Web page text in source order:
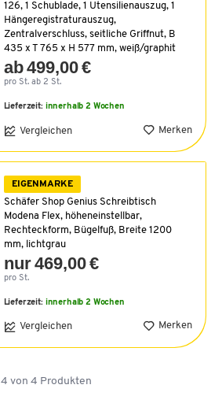
126, 1 Schublade, 1 Utensilienauszug, 1
Hängeregistraturauszug,
Zentralverschluss, seitliche Griffnut, B
435 x T 765 x H 577 mm, weiß/graphit
ab 499,00 €
pro St. ab 2 St.
Lieferzeit: innerhalb 2 Wochen
Vergleichen Merken
EIGENMARKE
Schäfer Shop Genius Schreibtisch
Modena Flex, höheneinstellbar,
Rechteckform, Bügelfuß, Breite 1200
mm, lichtgrau
nur 469,00 €
pro St.
Lieferzeit: innerhalb 2 Wochen
Vergleichen Merken
4 von 4 Produkten